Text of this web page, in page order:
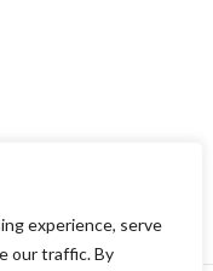
experience, serve
our traffic. By